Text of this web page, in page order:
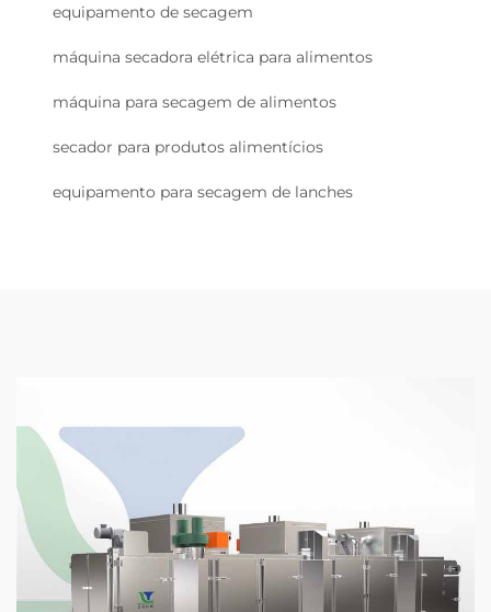
equipamento de secagem
máquina secadora elétrica para alimentos
máquina para secagem de alimentos
secador para produtos alimentícios
equipamento para secagem de lanches